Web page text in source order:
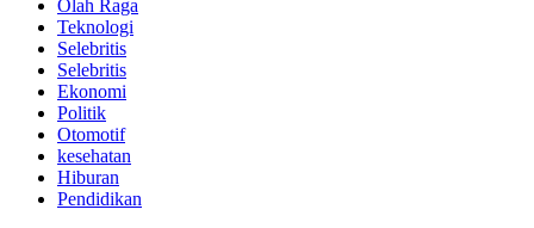
Olah Raga
Teknologi
Selebritis
Selebritis
Ekonomi
Politik
Otomotif
kesehatan
Hiburan
Pendidikan